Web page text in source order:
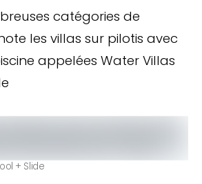
catégories de
les villas sur pilotis avec
appelées Water Villas
+ Slide